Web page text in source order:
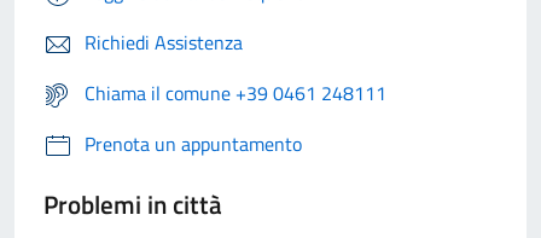
Richiedi Assistenza
Chiama il comune +39 0461 248111
Prenota un appuntamento
Problemi in città